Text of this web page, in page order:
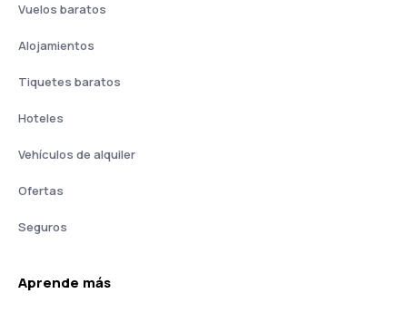
Vuelos baratos
Alojamientos
Tiquetes baratos
Hoteles
Vehículos de alquiler
Ofertas
Seguros
Aprende más